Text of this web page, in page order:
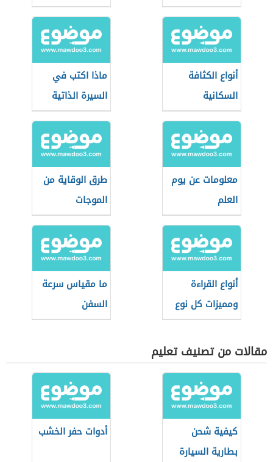
أنواع الكثافة
السكانية
ماذا اكتب في
السيرة الذاتية
معلومات عن يوم
العلم
طرق الوقاية من
الموجات
الكهرومغناطيسية
أنواع القراءة
ومميزات كل نوع
ما مقياس سرعة
السفن
مقالات من تصنيف تعليم
كيفية شحن
بطارية السيارة
أدوات حفر الخشب